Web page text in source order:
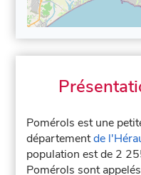
Pomérols est une
départementde
population est de 2
Pomérols sont